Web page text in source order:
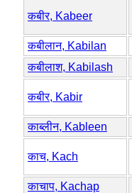
कबीर, Kabeer
कबीलान, Kabilan
कबीलाश, Kabilash
कबीर, Kabir
काब्लीन, Kableen
काच, Kach
काचाप, Kachap